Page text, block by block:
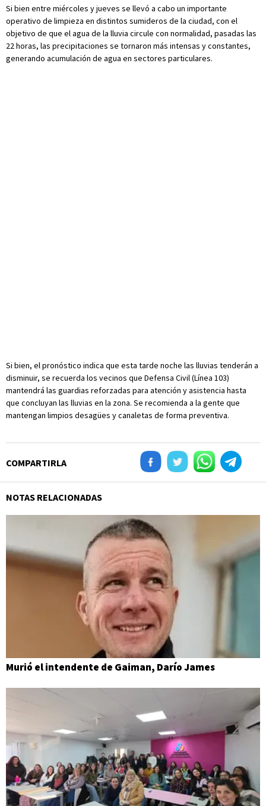
Si bien entre miércoles y jueves se llevó a cabo un importante
operativo de limpieza en distintos sumideros de la ciudad, con el
objetivo de que el agua de la lluvia circule con normalidad, pasadas las
22 horas, las precipitaciones se tornaron más intensas y constantes,
generando acumulación de agua en sectores particulares.
Si bien, el pronóstico indica que esta tarde noche las lluvias tenderán a
disminuir, se recuerda los vecinos que Defensa Civil (Línea 103)
mantendrá las guardias reforzadas para atención y asistencia hasta
que concluyan las lluvias en la zona. Se recomienda a la gente que
mantengan limpios desagües y canaletas de forma preventiva.
COMPARTIRLA
NOTAS RELACIONADAS
Murió el intendente de Gaiman, Darío James